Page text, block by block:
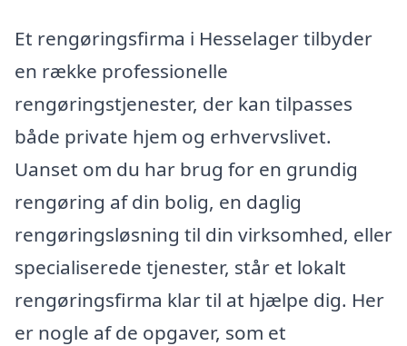
Et rengøringsfirma i Hesselager tilbyder
en række professionelle
rengøringstjenester, der kan tilpasses
både private hjem og erhvervslivet.
Uanset om du har brug for en grundig
rengøring af din bolig, en daglig
rengøringsløsning til din virksomhed, eller
specialiserede tjenester, står et lokalt
rengøringsfirma klar til at hjælpe dig. Her
er nogle af de opgaver, som et